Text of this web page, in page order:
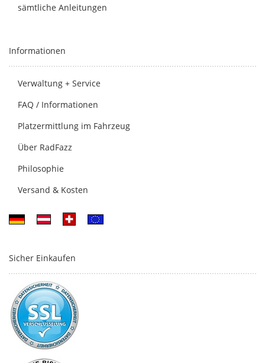
sämtliche Anleitungen
Informationen
Verwaltung + Service
FAQ / Informationen
Platzermittlung im Fahrzeug
Über RadFazz
Philosophie
Versand & Kosten
Sicher Einkaufen